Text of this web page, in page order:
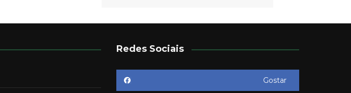
Redes Sociais
Gostar